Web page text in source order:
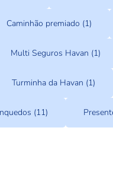
Caminhão premiado (1)
Multi Seguros Havan (1)
Turminha da Havan (1)
(11)